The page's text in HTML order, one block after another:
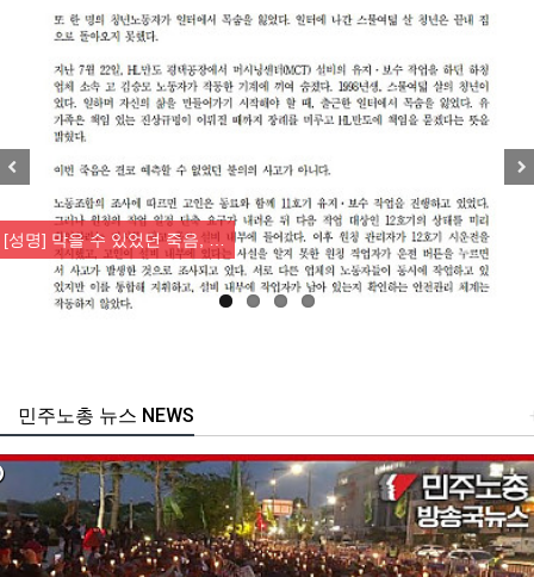
[성명] 막을 수 있었던 죽음, …
주노총 뉴스 NEWS